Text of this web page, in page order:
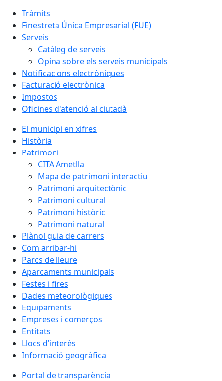
Tràmits
Finestreta Única Empresarial (FUE)
Serveis
Catàleg de serveis
Opina sobre els serveis municipals
Notificacions electròniques
Facturació electrònica
Impostos
Oficines d'atenció al ciutadà
El municipi en xifres
Història
Patrimoni
CITA Ametlla
Mapa de patrimoni interactiu
Patrimoni arquitectònic
Patrimoni cultural
Patrimoni històric
Patrimoni natural
Plànol guia de carrers
Com arribar-hi
Parcs de lleure
Aparcaments municipals
Festes i fires
Dades meteorològiques
Equipaments
Empreses i comerços
Entitats
Llocs d'interès
Informació geogràfica
Portal de transparència